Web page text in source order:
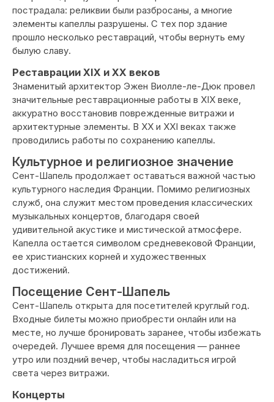
пострадала: реликвии были разбросаны, а многие
элементы капеллы разрушены. С тех пор здание
прошло несколько реставраций, чтобы вернуть ему
былую славу.
Реставрации XIX и XX веков
Знаменитый архитектор Эжен Виолле-ле-Дюк провел
значительные реставрационные работы в XIX веке,
аккуратно восстановив поврежденные витражи и
архитектурные элементы. В XX и XXI веках также
проводились работы по сохранению капеллы.
Культурное и религиозное значение
Сент-Шапель продолжает оставаться важной частью
культурного наследия Франции. Помимо религиозных
служб, она служит местом проведения классических
музыкальных концертов, благодаря своей
удивительной акустике и мистической атмосфере.
Капелла остается символом средневековой Франции,
ее христианских корней и художественных
достижений.
Посещение Сент-Шапель
Сент-Шапель открыта для посетителей круглый год.
Входные билеты можно приобрести онлайн или на
месте, но лучше бронировать заранее, чтобы избежать
очередей. Лучшее время для посещения — раннее
утро или поздний вечер, чтобы насладиться игрой
света через витражи.
Концерты